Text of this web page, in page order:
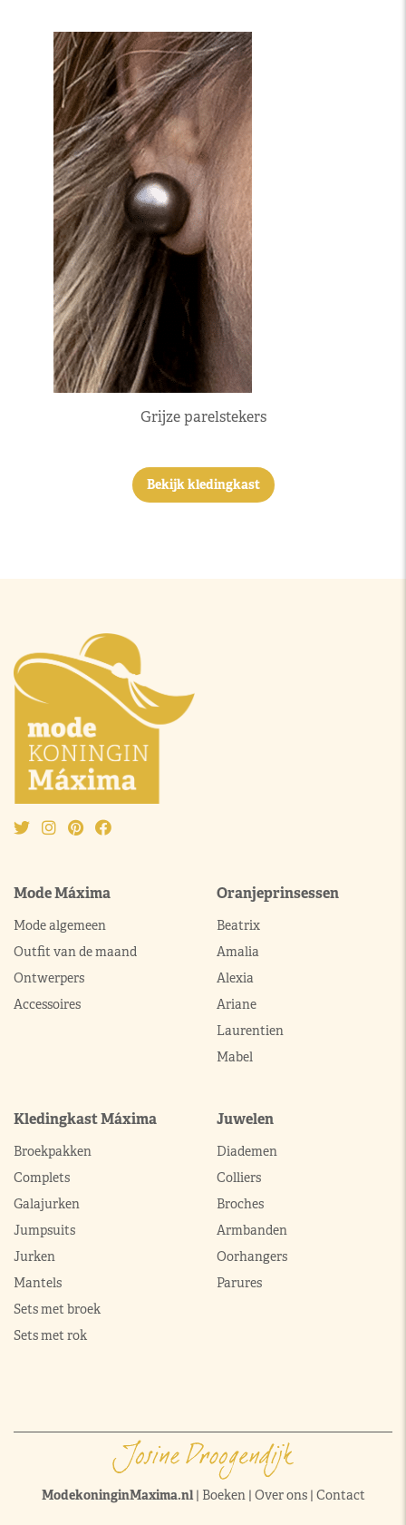
Grijze parelstekers
Bekijk kledingkast
Mode Máxima
Mode algemeen
Outfit van de maand
Ontwerpers
Accessoires
Oranjeprinsessen
Beatrix
Amalia
Alexia
Ariane
Laurentien
Mabel
Kledingkast Máxima
Broekpakken
Complets
Galajurken
Jumpsuits
Jurken
Mantels
Sets met broek
Sets met rok
Juwelen
Diademen
Colliers
Broches
Armbanden
Oorhangers
Parures
ModekoninginMaxima.nl| Boeken| Over ons| Contact